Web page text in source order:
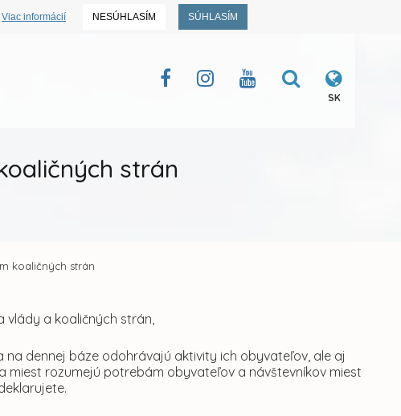
Viac informácií NESÚHLASÍM SÚHLASÍM
SK
strán
koaličných strán
vlády a koaličných strán,
na dennej báze odohrávajú aktivity ich obyvateľov, ale aj
miest rozumejú potrebám obyvateľov a návštevníkov miest